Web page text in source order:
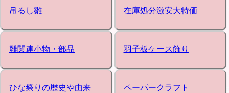
吊るし雛 在庫処分激安大特価
雛関連小物・部品 羽子板ケース飾り
ひな祭りの歴史や由来 ペーパークラフト